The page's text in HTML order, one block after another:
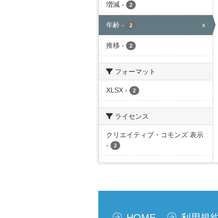
増減 - 2
年齢 - 2 x
推移 - 2
フォーマット
XLSX - 2
ライセンス
クリエイティブ・コモンズ 表示
-
2